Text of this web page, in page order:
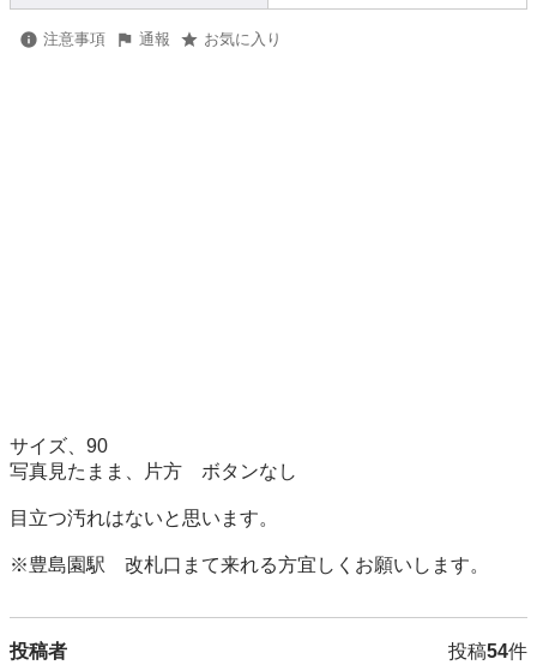
注意事項 通報 お気に入り
サイズ、90
写真見たまま、片方　ボタンなし
目立つ汚れはないと思います。
※豊島園駅　改札口まて来れる方宜しくお願いします。
投稿者 投稿54件